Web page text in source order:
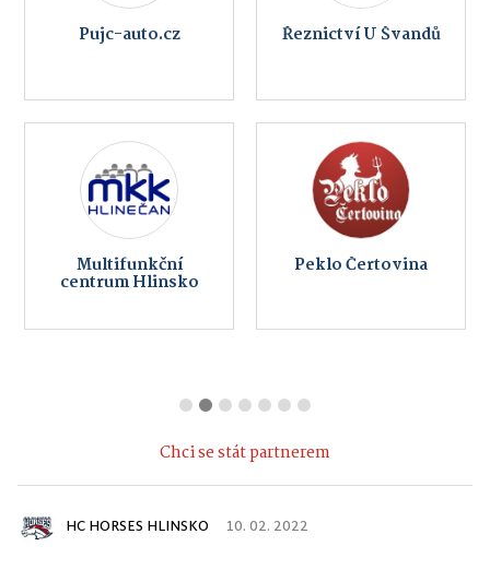
Pujc-auto.cz Řeznictví U Švandů
Multifunkční
centrum Hlinsko
Peklo Čertovina
Chci se stát partnerem
HC HORSES HLINSKO 10. 02. 2022